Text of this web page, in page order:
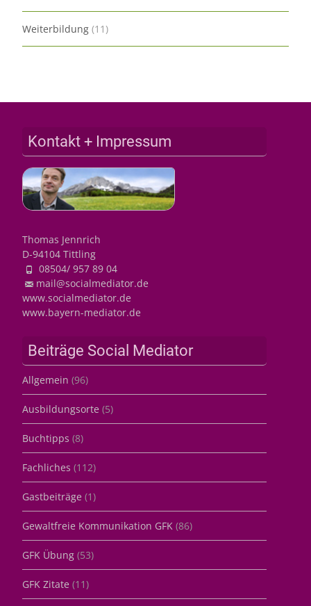
Weiterbildung (11)
Kontakt + Impressum
Thomas Jennrich
D-94104 Tittling
08504/ 957 89 04
mail@socialmediator.de
www.socialmediator.de
www.bayern-mediator.de
Beiträge Social Mediator
Allgemein (96)
Ausbildungsorte (5)
Buchtipps (8)
Fachliches (112)
Gastbeiträge (1)
Gewaltfreie Kommunikation GFK (86)
GFK Übung (53)
GFK Zitate (11)